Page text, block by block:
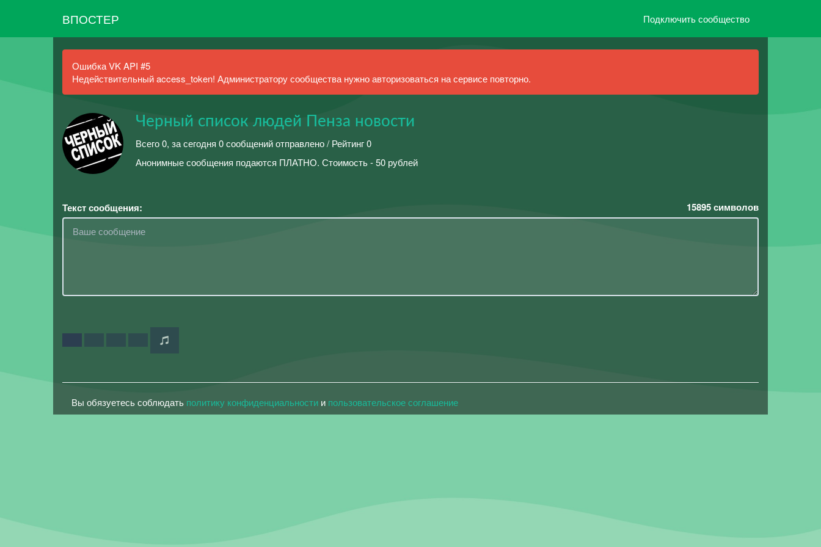
ВПОСТЕР Подключить сообщество
Ошибка VK API #5
Недействительный access_token! Администратору сообщества нужно авторизоваться на сервисе повторно.
Черный список людей Пенза новости
Всего 0, за сегодня 0 сообщений отправлено / Рейтинг 0
Анонимные сообщения подаются ПЛАТНО. Стоимость - 50 рублей
Текст сообщения: 15895символов
Вы обязуетесь соблюдать политику конфиденциальности и пользовательское соглашение